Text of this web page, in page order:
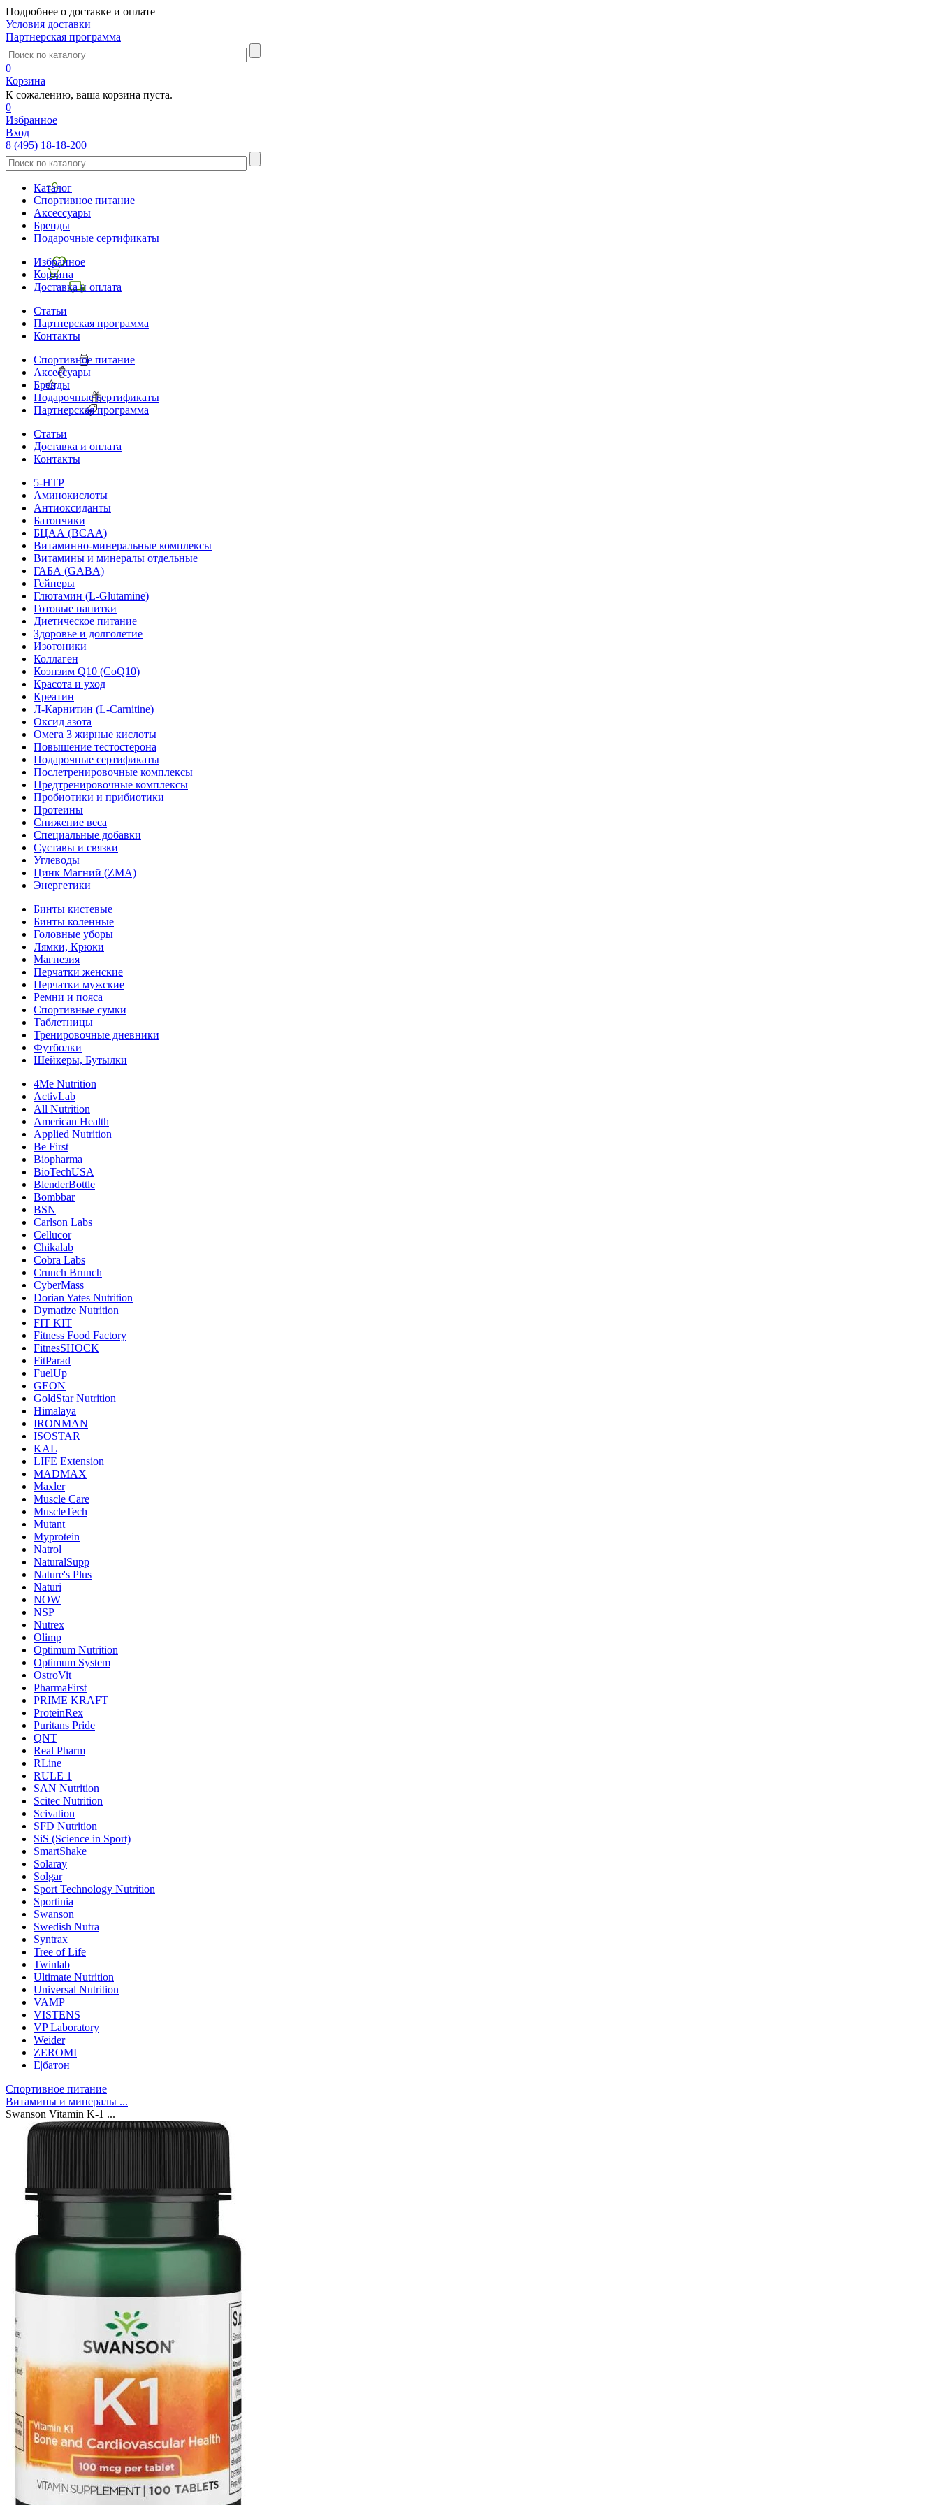
Подробнее о доставке и оплате
Условия доставки
Партнерская программа
0
Корзина
К сожалению, ваша корзина пуста.
0
Избранное
Вход
8 (495) 18-18-200
Каталог
Спортивное питание
Аксессуары
Бренды
Подарочные сертификаты
Избранное
Корзина
Доставка и оплата
Статьи
Партнерская программа
Контакты
Спортивное питание
Аксессуары
Бренды
Подарочные сертификаты
Партнерская программа
Статьи
Доставка и оплата
Контакты
5-HTP
Аминокислоты
Антиоксиданты
Батончики
БЦАА (BCAA)
Витаминно-минеральные комплексы
Витамины и минералы отдельные
ГАБА (GABA)
Гейнеры
Глютамин (L-Glutamine)
Готовые напитки
Диетическое питание
Здоровье и долголетие
Изотоники
Коллаген
Коэнзим Q10 (CoQ10)
Красота и уход
Креатин
Л-Карнитин (L-Сarnitine)
Оксид азота
Омега 3 жирные кислоты
Повышение тестостерона
Подарочные сертификаты
Послетренировочные комплексы
Предтренировочные комплексы
Пробиотики и прибиотики
Протеины
Снижение веса
Специальные добавки
Суставы и связки
Углеводы
Цинк Магний (ZMA)
Энергетики
Бинты кистевые
Бинты коленные
Головные уборы
Лямки, Крюки
Магнезия
Перчатки женские
Перчатки мужские
Ремни и пояса
Спортивные сумки
Таблетницы
Тренировочные дневники
Футболки
Шейкеры, Бутылки
4Me Nutrition
ActivLab
All Nutrition
American Health
Applied Nutrition
Be First
Biopharma
BioTechUSA
BlenderBottle
Bombbar
BSN
Carlson Labs
Cellucor
Chikalab
Cobra Labs
Crunch Brunch
CyberMass
Dorian Yates Nutrition
Dymatize Nutrition
FIT KIT
Fitness Food Factory
FitnesSHOCK
FitParad
FuelUp
GEON
GoldStar Nutrition
Himalaya
IRONMAN
ISOSTAR
KAL
LIFE Extension
MADMAX
Maxler
Muscle Care
MuscleTech
Mutant
Myprotein
Natrol
NaturalSupp
Nature's Plus
Naturi
NOW
NSP
Nutrex
Olimp
Optimum Nutrition
Optimum System
OstroVit
PharmaFirst
PRIME KRAFT
ProteinRex
Puritans Pride
QNT
Real Pharm
RLine
RULE 1
SAN Nutrition
Scitec Nutrition
Scivation
SFD Nutrition
SiS (Science in Sport)
SmartShake
Solaray
Solgar
Sport Technology Nutrition
Sportinia
Swanson
Swedish Nutra
Syntrax
Tree of Life
Twinlab
Ultimate Nutrition
Universal Nutrition
VAMP
VISTENS
VP Laboratory
Weider
ZEROMI
Ё|батон
Спортивное питание
Витамины и минералы ...
Swanson Vitamin K-1 ...